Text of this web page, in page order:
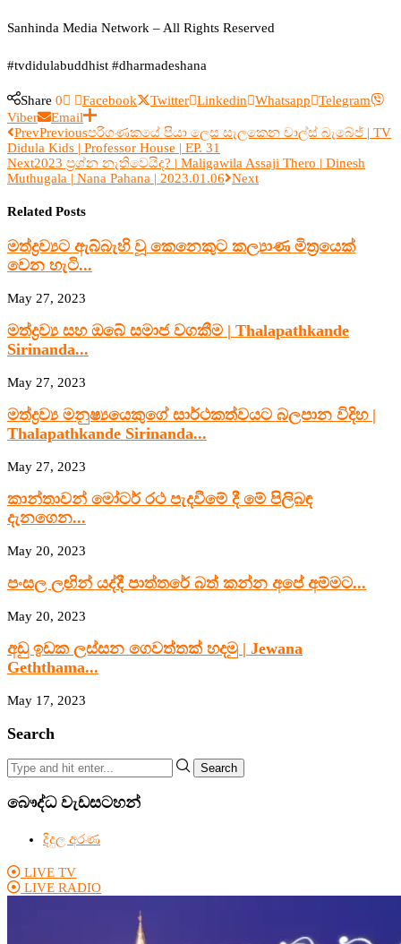
Sanhinda Media Network – All Rights Reserved
#tvdidulabuddhist #dharmadeshana
Share 0 Facebook Twitter Linkedin Whatsapp
Telegram
Viber
Email
PrevPreviousපරිගණකයේ පියා ලෙස සැලකෙන චාල්ස් බැබේජ් | TV
Didula Kids | Professor House | EP. 31
Next2023 ප්‍රශ්න නැතිවෙයිද? | Maligawila Assaji Thero | Dinesh
Muthugala | Nana Pahana | 2023.01.06 Next
Related Posts
මත්ද්‍රව්‍යට ඇබ්බැහි වූ කෙනෙකුට කල්‍යාණ මිත්‍රයෙක්
වෙන හැටි...
May 27, 2023
මත්ද්‍රව්‍ය සහ ඔබේ සමාජ වගකීම | Thalapathkande
Sirinanda...
May 27, 2023
මත්ද්‍රව්‍ය මනුෂ්‍යයෙකුගේ සාර්ථකත්වයට බලපාන විදිහ |
Thalapathkande Sirinanda...
May 27, 2023
කාන්තාවන් මෝටර් රථ පැදවීමේ දී මේ පිලිබඳ
දැනගෙන...
May 20, 2023
පංසල ලඟින් යද්දී පාත්තරේ බත් කන්න අපේ අම්මට...
May 20, 2023
අඩු ඉඩක ලස්සන ගෙවත්තක් හදමු | Jewana
Geththama...
May 17, 2023
Search
Search
බෞද්ධ වැඩසටහන්
දිදුල අරණ
LIVE TV
LIVE RADIO